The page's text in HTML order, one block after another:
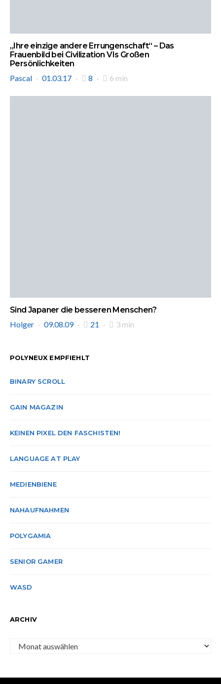
„Ihre einzige andere Errungenschaft“ – Das
Frauenbild bei Civilization VIs Großen
Persönlichkeiten
Pascal
01.03.17 8 6 min
Sind Japaner die besseren Menschen?
Holger
09.08.09 21 3 min
POLYNEUX EMPFIEHLT
BINARY SCROLL
GAIN MAGAZIN
KEINEN PIXEL DEN FASCHISTEN!
LANGUAGE AT PLAY
MEDIENBIENE
NAHAUFNAHMEN
POLYGAMIA
SENIOR GAMER
WASD
ARCHIV
Archiv